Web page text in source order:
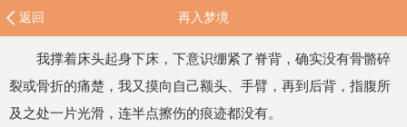
返回 再入梦境
我撑着床头起身下床，下意识绷紧了脊背，确实没有骨骼碎
裂或骨折的痛楚，我又摸向自己额头、手臂，再到后背，指腹所
及之处一片光滑，连半点擦伤的痕迹都没有。